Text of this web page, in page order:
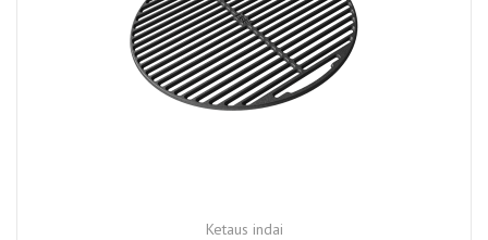
Ketaus indai